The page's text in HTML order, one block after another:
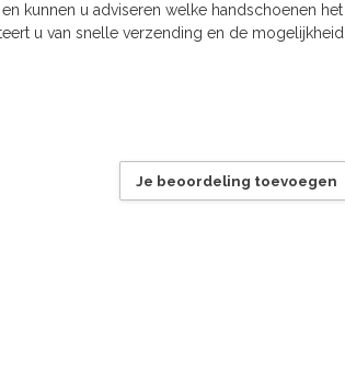
kunnen u adviseren welke handschoenen het
u van snelle verzending en de mogelijkheid
Je beoordeling toevoegen